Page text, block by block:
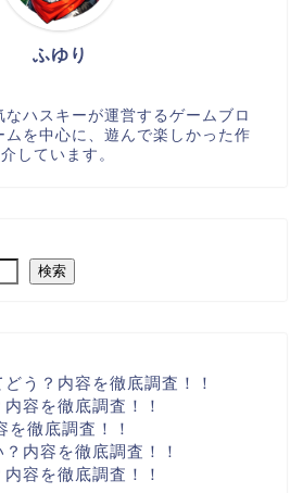
ふゆり
ハスキーが運営するゲームブロ
ムを中心に、遊んで楽しかった作
しています。
検索
う？内容を徹底調査！！
容を徹底調査！！
徹底調査！！
内容を徹底調査！！
容を徹底調査！！